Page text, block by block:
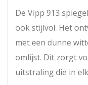
De Vipp 913
ook stijlvol. Het
met een dunne
omlijst. Dit zorgt
uitstraling die in